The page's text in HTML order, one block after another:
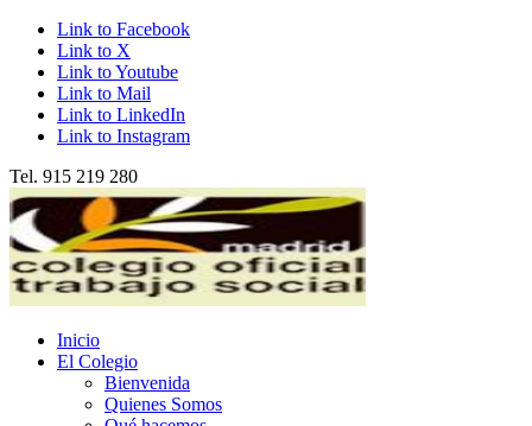
Link to Facebook
Link to X
Link to Youtube
Link to Mail
Link to LinkedIn
Link to Instagram
Tel. 915 219 280
Inicio
El Colegio
Bienvenida
Quienes Somos